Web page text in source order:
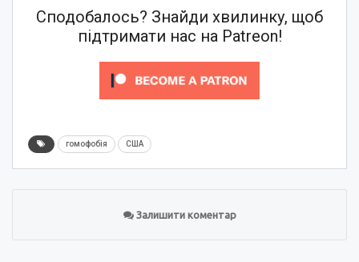
Сподобалось? Знайди хвилинку, щоб
підтримати нас на Patreon!
гомофобія США
Залишити коментар